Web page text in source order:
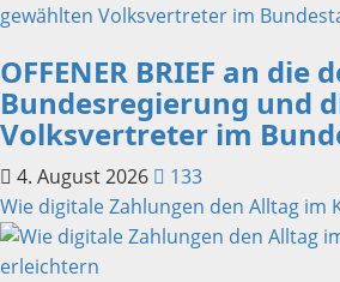
gewählten Volksvertreter im
OFFENER BRIEF an die
Bundesregierung und
Volksvertreter im
4. August 2026
133
Wie digitale Zahlungen den Alltag im